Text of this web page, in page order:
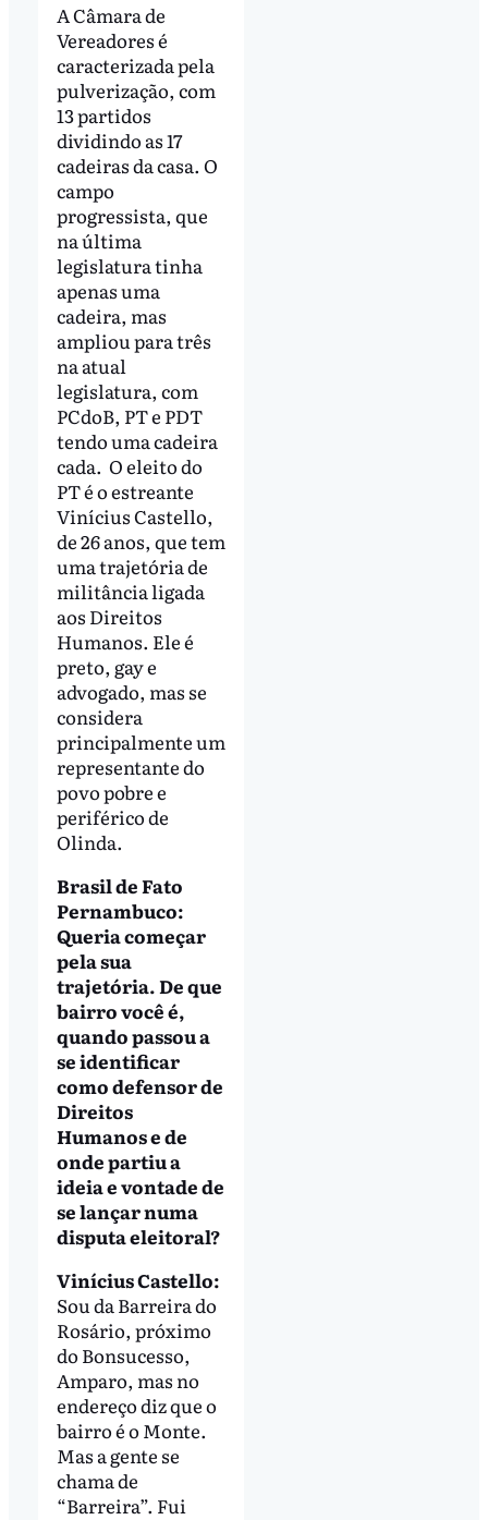
A Câmara de
Vereadores é
caracterizada pela
pulverização, com
13 partidos
dividindo as 17
cadeiras da casa. O
campo
progressista, que
na última
legislatura tinha
apenas uma
cadeira, mas
ampliou para três
na atual
legislatura, com
PCdoB, PT e PDT
tendo uma cadeira
cada. O eleito do
PT é o estreante
Vinícius Castello,
de 26 anos, que tem
uma trajetória de
militância ligada
aos Direitos
Humanos. Ele é
preto, gay e
advogado, mas se
considera
principalmente um
representante do
povo pobre e
periférico de
Olinda.
Brasil de Fato
Pernambuco:
Queria começar
pela sua
trajetória. De que
bairro você é,
quando passou a
se identificar
como defensor de
Direitos
Humanos e de
onde partiu a
ideia e vontade de
se lançar numa
disputa eleitoral?
Vinícius Castello:
Sou da Barreira do
Rosário, próximo
do Bonsucesso,
Amparo, mas no
endereço diz que o
bairro é o Monte.
Mas a gente se
chama de
“Barreira”. Fui